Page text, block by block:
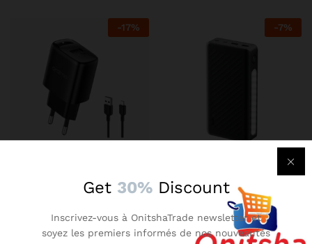
-17%
Chargeur Mural Oraimo 2A –
AniFast™
2899CFA 2609CFA
-7%
Oraimo Traveler 3 Lit –
Batterie Externe 27000 mAh
Ultra-Puissante
14899CFA 13409CFA
Get 30% Discount
Inscrivez-vous à OnitshaTrade newsletter et
soyez les premiers informés de nos nouveautés